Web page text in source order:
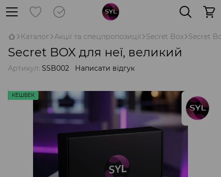
Каталог Акції та спецпропозиції Secret Box Secret
Secret BOX для неї, великий
Артикул: SSB002 Написати відгук
КЕШБЕК